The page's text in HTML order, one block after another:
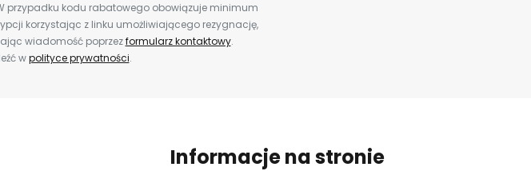
przypadku kodu rabatowego obowiązuje minimum
korzystając z linku umożliwiającego rezygnację,
wiadomość poprzezformularz kontaktowy.
wpolityce prywatności.
Informacje na stronie